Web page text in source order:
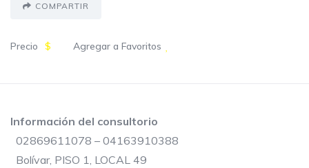
COMPARTIR
Precio $ Agregar a Favoritos
Información del consultorio
02869611078 – 04163910388
Bolívar, PISO 1, LOCAL 49